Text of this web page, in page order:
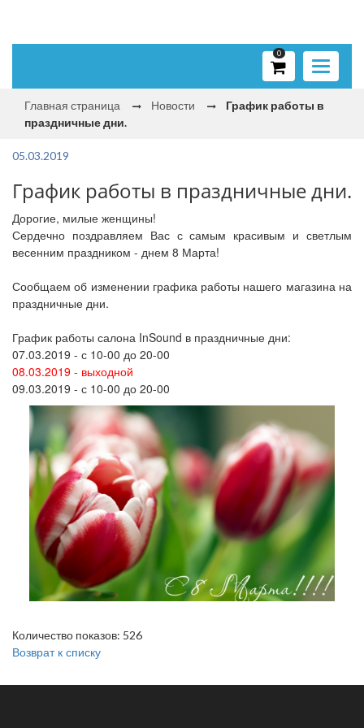
Toggle
0
Главная страница Новости
График работы в
праздничные дни.
05.03.2019
График работы в праздничные дни.
Дорогие, милые женщины!
Сердечно поздравляем Вас с самым красивым и светлым
весенним праздником - днем 8 Марта!
Сообщаем об изменении графика работы нашего магазина на
праздничные дни.
График работы салона InSound в праздничные дни:
07.03.2019 - с 10-00 до 20-00
08.03.2019 - выходной
09.03.2019 - с 10-00 до 20-00
Количество показов: 526
Возврат к списку